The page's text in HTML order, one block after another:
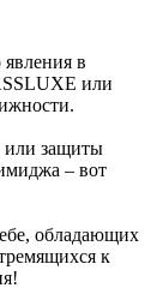
в
или
или защиты
– вот
обладающих
к